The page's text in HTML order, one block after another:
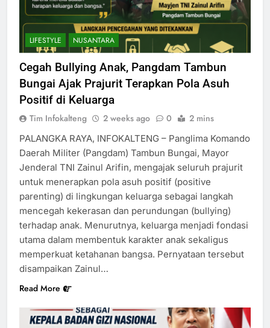
LIFESTYLE NUSANTARA
Cegah Bullying Anak, Pangdam Tambun
Bungai Ajak Prajurit Terapkan Pola Asuh
Positif di Keluarga
Tim Infokalteng 2 weeks ago 0 2 mins
PALANGKA RAYA, INFOKALTENG – Panglima Komando
Daerah Militer (Pangdam) Tambun Bungai, Mayor
Jenderal TNI Zainul Arifin, mengajak seluruh prajurit
untuk menerapkan pola asuh positif (positive
parenting) di lingkungan keluarga sebagai langkah
mencegah kekerasan dan perundungan (bullying)
terhadap anak. Menurutnya, keluarga menjadi fondasi
utama dalam membentuk karakter anak sekaligus
memperkuat ketahanan bangsa. Pernyataan tersebut
disampaikan Zainul…
Read More